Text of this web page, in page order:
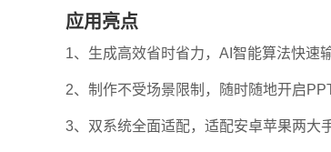
应用亮点
1、生成高效省时省力，AI智能算法快速
2、制作不受场景限制，随时随地开启
3、双系统全面适配，适配安卓苹果两大